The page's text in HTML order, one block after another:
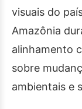
visuais do
Amazônia
alinhamento
sobre
ambientais e